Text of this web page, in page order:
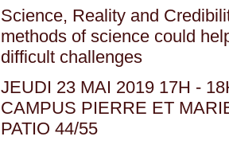
Science, Reality and
methods of science could
difficult challenges
JEUDI 23 MAI 2019 17H -
CAMPUS PIERRE ET
PATIO 44/55